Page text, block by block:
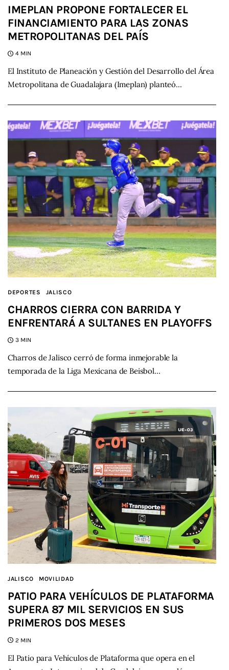
IMEPLAN PROPONE FORTALECER EL
FINANCIAMIENTO PARA LAS ZONAS
METROPOLITANAS DEL PAÍS
4 MIN
El Instituto de Planeación y Gestión del Desarrollo del Área
Metropolitana de Guadalajara (Imeplan) planteó…
DEPORTES JALISCO
CHARROS CIERRA CON BARRIDA Y
ENFRENTARÁ A SULTANES EN PLAYOFFS
3 MIN
Charros de Jalisco cerró de forma inmejorable la
temporada de la Liga Mexicana de Beisbol…
JALISCO MOVILIDAD
PATIO PARA VEHÍCULOS DE PLATAFORMA
SUPERA 87 MIL SERVICIOS EN SUS
PRIMEROS DOS MESES
2 MIN
El Patio para Vehículos de Plataforma que opera en el